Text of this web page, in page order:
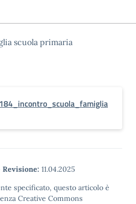
scuola primaria
Revisione: 11.04.2025
specificato, questo articolo è
Creative Commons